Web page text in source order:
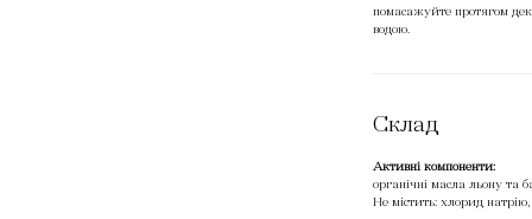
помасажуйте протягом
водою.
Склад
Активні компоненти:
органічні масла льону та
Не містить: хлорид